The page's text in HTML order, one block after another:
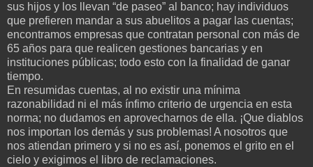
sus hijos y los llevan “de paseo” al banco; hay individuos
que prefieren mandar a sus abuelitos a pagar las cuentas;
encontramos empresas que contratan personal con más de
65 años para que realicen gestiones bancarias y en
instituciones públicas; todo esto con la finalidad de ganar
tiempo.
En resumidas cuentas, al no existir una mínima
razonabilidad ni el más ínfimo criterio de urgencia en esta
norma; no dudamos en aprovecharnos de ella. ¡Que diablos
nos importan los demás y sus problemas! A nosotros que
nos atiendan primero y si no es así, ponemos el grito en el
cielo y exigimos el libro de reclamaciones.